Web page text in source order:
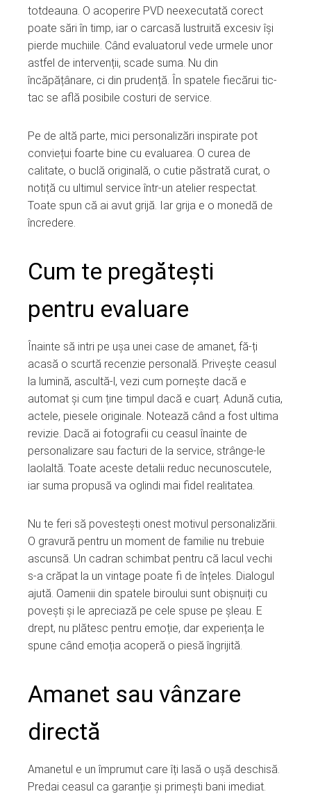
totdeauna. O acoperire PVD neexecutată corect
poate sări în timp, iar o carcasă lustruită excesiv își
pierde muchiile. Când evaluatorul vede urmele unor
astfel de intervenții, scade suma. Nu din
încăpățânare, ci din prudență. În spatele fiecărui tic-
tac se află posibile costuri de service.
Pe de altă parte, mici personalizări inspirate pot
conviețui foarte bine cu evaluarea. O curea de
calitate, o buclă originală, o cutie păstrată curat, o
notiță cu ultimul service într-un atelier respectat.
Toate spun că ai avut grijă. Iar grija e o monedă de
încredere.
Cum te pregătești
pentru evaluare
Înainte să intri pe ușa unei case de amanet, fă-ți
acasă o scurtă recenzie personală. Privește ceasul
la lumină, ascultă-l, vezi cum pornește dacă e
automat și cum ține timpul dacă e cuarț. Adună cutia,
actele, piesele originale. Notează când a fost ultima
revizie. Dacă ai fotografii cu ceasul înainte de
personalizare sau facturi de la service, strânge-le
laolaltă. Toate aceste detalii reduc necunoscutele,
iar suma propusă va oglindi mai fidel realitatea.
Nu te feri să povestești onest motivul personalizării.
O gravură pentru un moment de familie nu trebuie
ascunsă. Un cadran schimbat pentru că lacul vechi
s-a crăpat la un vintage poate fi de înțeles. Dialogul
ajută. Oamenii din spatele biroului sunt obișnuiți cu
povești și le apreciază pe cele spuse pe șleau. E
drept, nu plătesc pentru emoție, dar experiența le
spune când emoția acoperă o piesă îngrijită.
Amanet sau vânzare
directă
Amanetul e un împrumut care îți lasă o ușă deschisă.
Predai ceasul ca garanție și primești bani imediat.